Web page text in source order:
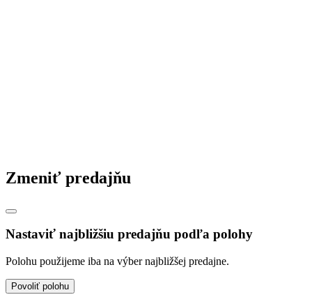
Zmeniť predajňu
Nastaviť najbližšiu predajňu podľa polohy
Polohu použijeme iba na výber najbližšej predajne.
Povoliť polohu